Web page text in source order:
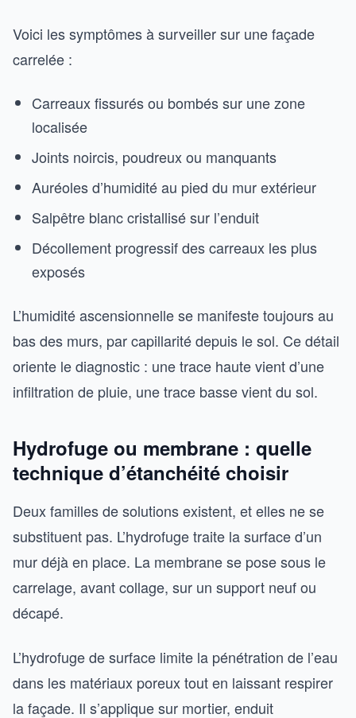
Voici les symptômes à surveiller sur une façade
carrelée :
Carreaux fissurés ou bombés sur une zone
localisée
Joints noircis, poudreux ou manquants
Auréoles d’humidité au pied du mur extérieur
Salpêtre blanc cristallisé sur l’enduit
Décollement progressif des carreaux les plus
exposés
L’humidité ascensionnelle se manifeste toujours au
bas des murs, par capillarité depuis le sol. Ce détail
oriente le diagnostic : une trace haute vient d’une
infiltration de pluie, une trace basse vient du sol.
Hydrofuge ou membrane : quelle
technique d’étanchéité choisir
Deux familles de solutions existent, et elles ne se
substituent pas. L’hydrofuge traite la surface d’un
mur déjà en place. La membrane se pose sous le
carrelage, avant collage, sur un support neuf ou
décapé.
L’hydrofuge de surface limite la pénétration de l’eau
dans les matériaux poreux tout en laissant respirer
la façade. Il s’applique sur mortier, enduit